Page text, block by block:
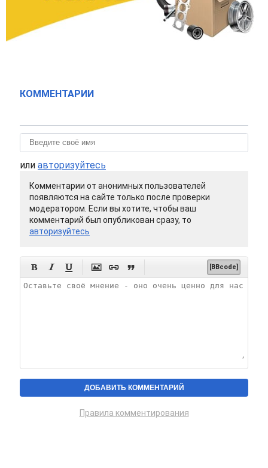
КОММЕНТАРИИ
или авторизуйтесь
Комментарии от анонимных пользователей
появляются на сайте только после проверки
модератором. Если вы хотите, чтобы ваш
комментарий был опубликован сразу, то
авторизуйтесь
      [BBcode]
Правила комментирования